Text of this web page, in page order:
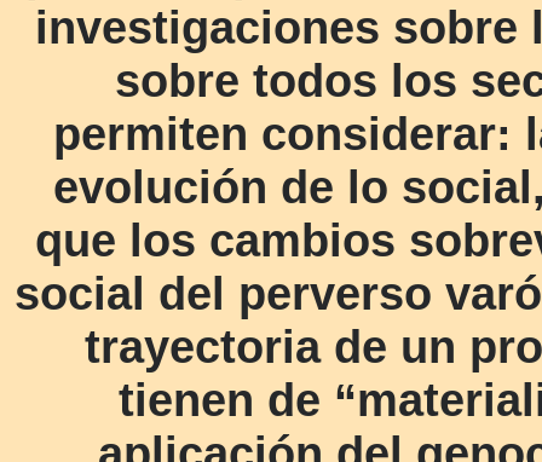
investigaciones sobre
sobre todos los
permiten considerar:
evolución de lo
que los cambios
social del perverso
trayectoria de un
tienen de